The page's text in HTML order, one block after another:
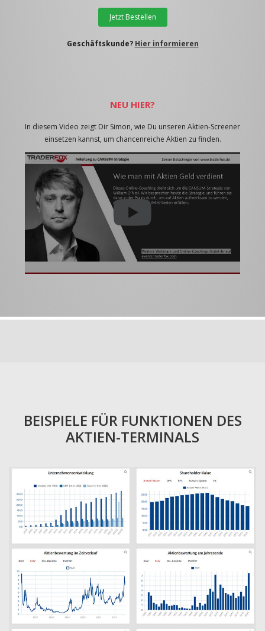
Jetzt Bestellen
Geschäftskunde? Hier informieren
NEU HIER?
In diesem Video zeigt Dir Simon, wie Du unseren Aktien-Screener
einsetzen kannst, um chancenreiche Aktien zu finden.
BEISPIELE FÜR FUNKTIONEN DES
AKTIEN-TERMINALS